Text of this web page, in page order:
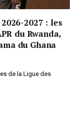
2027 : les
du Rwanda,
du Ghana
de la Ligue des